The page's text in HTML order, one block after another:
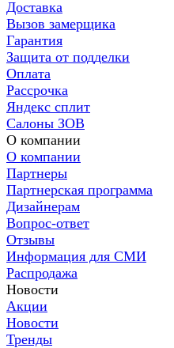
Доставка
Вызов замерщика
Гарантия
Защита от подделки
Оплата
Рассрочка
Яндекс сплит
Салоны ЗОВ
О компании
О компании
Партнеры
Партнерская программа
Дизайнерам
Вопрос-ответ
Отзывы
Информация для СМИ
Распродажа
Новости
Акции
Новости
Тренды